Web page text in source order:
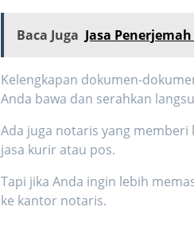
Baca Juga Jasa
Kelengkapan dokumen-
Anda bawa dan serahkan
Ada juga notaris yang
jasa kurir atau pos.
Tapi jika Anda ingin lebih
ke kantor notaris.